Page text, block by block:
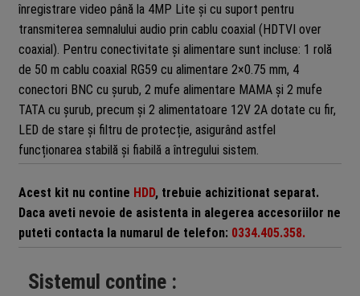
înregistrare video până la 4MP Lite și cu suport pentru
transmiterea semnalului audio prin cablu coaxial (HDTVI over
coaxial). Pentru conectivitate și alimentare sunt incluse: 1 rolă
de 50 m cablu coaxial RG59 cu alimentare 2×0.75 mm, 4
conectori BNC cu șurub, 2 mufe alimentare MAMA și 2 mufe
TATA cu șurub, precum și 2 alimentatoare 12V 2A dotate cu fir,
LED de stare și filtru de protecție, asigurând astfel
funcționarea stabilă și fiabilă a întregului sistem.
Acest kit nu contine HDD, trebuie achizitionat separat.
Daca aveti nevoie de asistenta in alegerea accesoriilor ne
puteti contacta la numarul de telefon: 0334.405.358.
Sistemul contine :